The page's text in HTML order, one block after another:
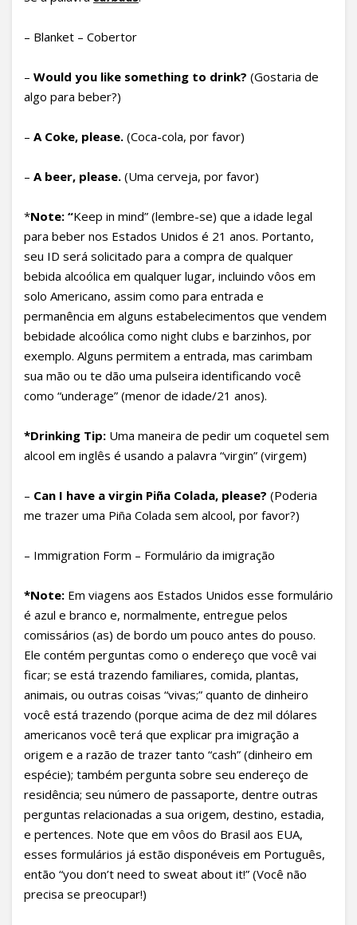
– Blanket – Cobertor
– Would you like something to drink? (Gostaria de
algo para beber?)
– A Coke, please. (Coca-cola, por favor)
– A beer, please. (Uma cerveja, por favor)
*Note: “Keep in mind” (lembre-se) que a idade legal
para beber nos Estados Unidos é 21 anos. Portanto,
seu ID será solicitado para a compra de qualquer
bebida alcoólica em qualquer lugar, incluindo vôos em
solo Americano, assim como para entrada e
permanência em alguns estabelecimentos que vendem
bebidade alcoólica como night clubs e barzinhos, por
exemplo. Alguns permitem a entrada, mas carimbam
sua mão ou te dão uma pulseira identificando você
como “underage” (menor de idade/21 anos).
*Drinking Tip: Uma maneira de pedir um coquetel sem
alcool em inglês é usando a palavra “virgin” (virgem)
– Can I have a virgin Piña Colada, please? (Poderia
me trazer uma Piña Colada sem alcool, por favor?)
– Immigration Form – Formulário da imigração
*Note: Em viagens aos Estados Unidos esse formulário
é azul e branco e, normalmente, entregue pelos
comissários (as) de bordo um pouco antes do pouso.
Ele contém perguntas como o endereço que você vai
ficar; se está trazendo familiares, comida, plantas,
animais, ou outras coisas “vivas;” quanto de dinheiro
você está trazendo (porque acima de dez mil dólares
americanos você terá que explicar pra imigração a
origem e a razão de trazer tanto “cash” (dinheiro em
espécie); também pergunta sobre seu endereço de
residência; seu número de passaporte, dentre outras
perguntas relacionadas a sua origem, destino, estadia,
e pertences. Note que em vôos do Brasil aos EUA,
esses formulários já estão disponéveis em Português,
então “you don’t need to sweat about it!” (Você não
precisa se preocupar!)